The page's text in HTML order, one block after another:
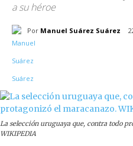
a su héroe
Por Manuel Suárez Suárez
La selección uruguaya que, contra todo
WIKIPEDIA